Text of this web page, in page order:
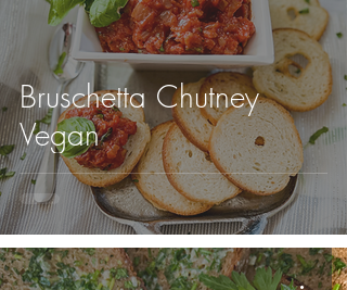
Bruschetta Chutney
Vegan